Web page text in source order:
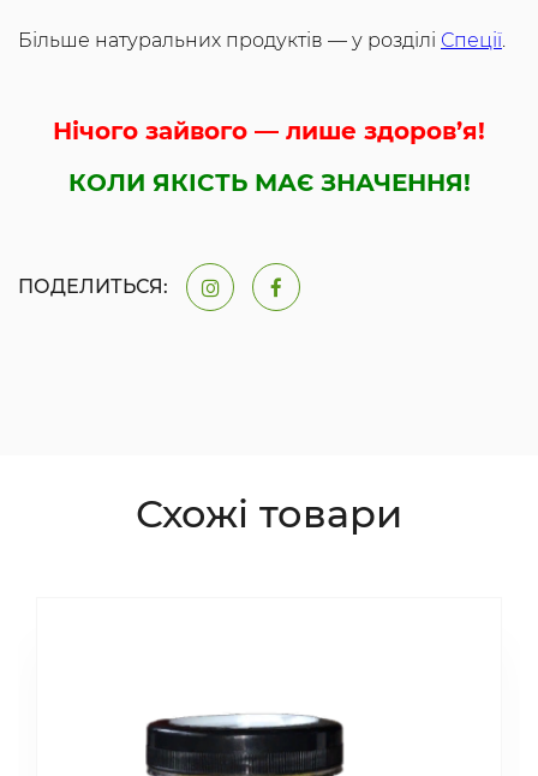
Більше натуральних продуктів — у розділі Спеції.
Нічого зайвого — лише здоров’я!
КОЛИ ЯКІСТЬ МАЄ ЗНАЧЕННЯ!
ПОДЕЛИТЬСЯ:
Схожі товари